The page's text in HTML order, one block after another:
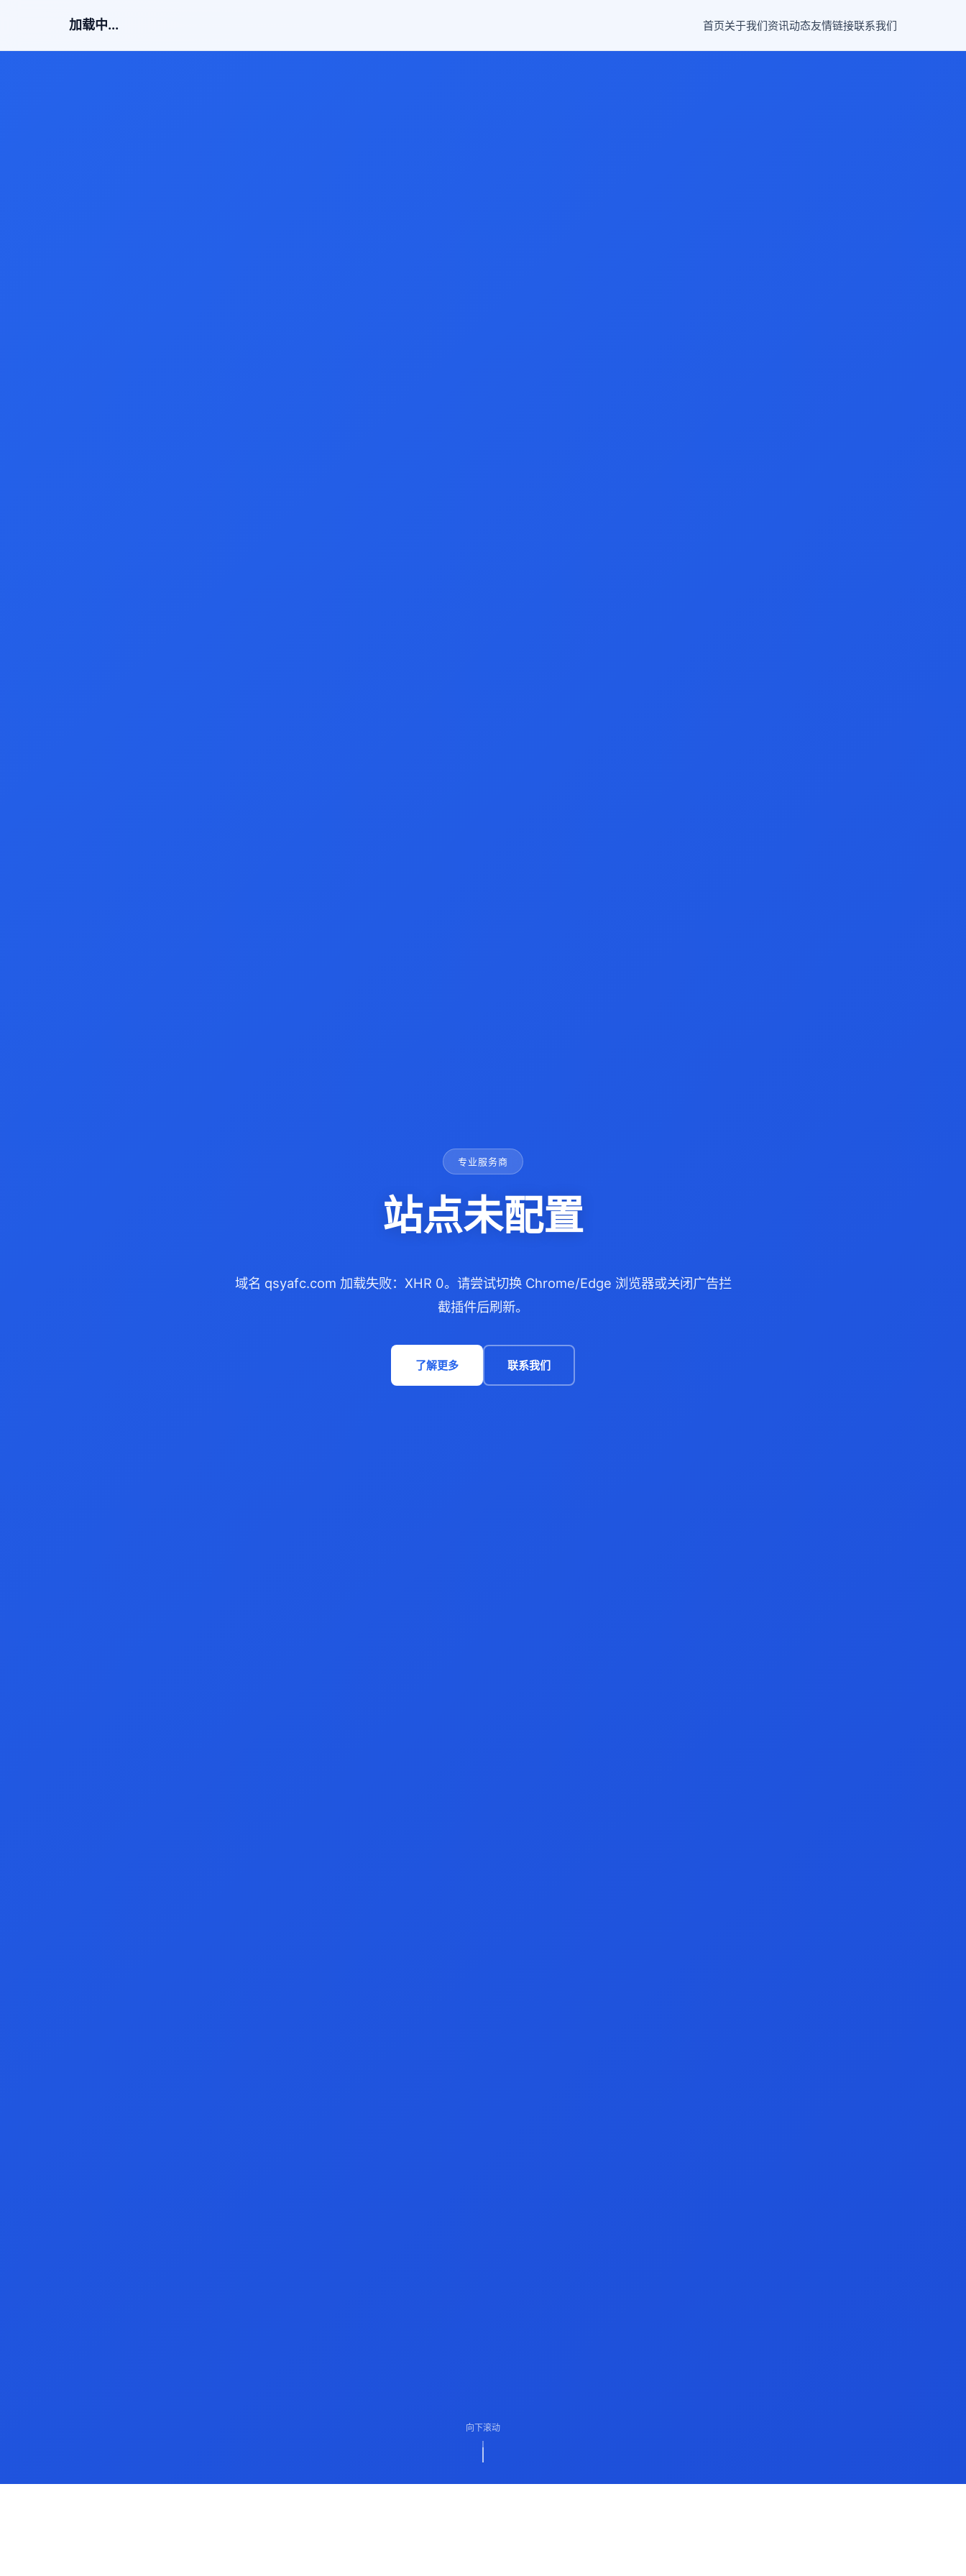
加载中... 首页关于我们资讯动态友情链接联系我们
专业服务商
站点未配置
域名 qsyafc.com 加载失败：XHR 0。请尝试切换 Chrome/Edge 浏览器或关闭广告拦
截插件后刷新。
了解更多 联系我们
向下滚动